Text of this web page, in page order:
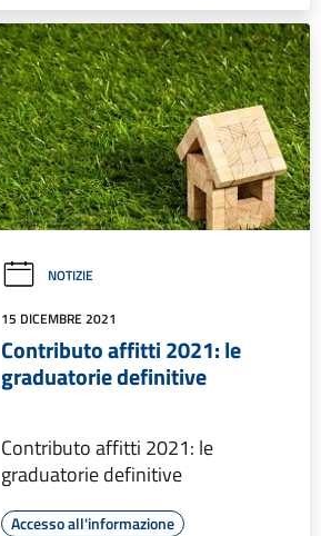
NOTIZIE
15 DICEMBRE 2021
Contributo affitti 2021: le
graduatorie definitive
Contributo affitti 2021: le
graduatorie definitive
Accesso all'informazione